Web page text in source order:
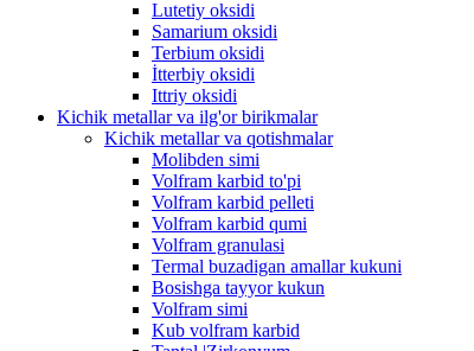
Lutetiy oksidi
Samarium oksidi
Terbium oksidi
İtterbiy oksidi
Ittriy oksidi
Kichik metallar va ilg'or birikmalar
Kichik metallar va qotishmalar
Molibden simi
Volfram karbid to'pi
Volfram karbid pelleti
Volfram karbid qumi
Volfram granulasi
Termal buzadigan amallar kukuni
Bosishga tayyor kukun
Volfram simi
Kub volfram karbid